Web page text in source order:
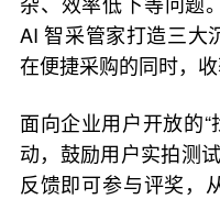
AI 智采管家打造三大
在便捷采购的同时，收
面向企业用户开放的
动，鼓励用户实拍测
反馈即可参与评奖，